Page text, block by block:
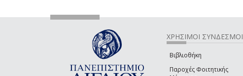
ΧΡΗΣΙΜΟΙ ΣΥΝΔΕΣΜΟΙ
Βιβλιοθήκη
Παροχές Φοιτητικής